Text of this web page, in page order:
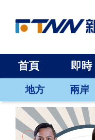
首頁 即時
地方 兩岸